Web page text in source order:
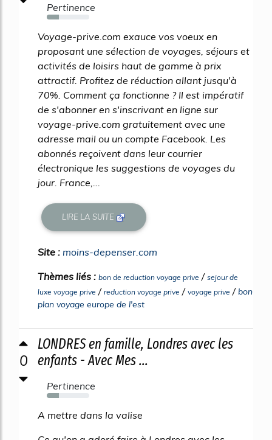
Pertinence
29%
Voyage-prive.com exauce vos voeux en
proposant une sélection de voyages, séjours et
activités de loisirs haut de gamme à prix
attractif. Profitez de réduction allant jusqu'à
70%. Comment ça fonctionne ? Il est impératif
de s'abonner en s'inscrivant en ligne sur
voyage-prive.com gratuitement avec une
adresse mail ou un compte Facebook. Les
abonnés reçoivent dans leur courrier
électronique les suggestions de voyages du
jour. France,...
LIRE LA SUITE
Site : moins-depenser.com
Thèmes liés : bon de reduction voyage prive / sejour de
luxe voyage prive / reduction voyage prive / voyage prive /bon
plan voyage europe de l'est
0
LONDRES en famille, Londres avec les
enfants - Avec Mes ...
Pertinence
28%
A mettre dans la valise